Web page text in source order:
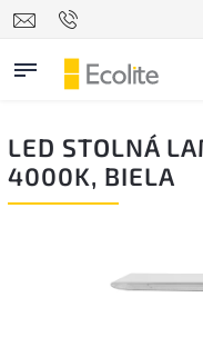
LED STOLNÁ
4000K, BIELA